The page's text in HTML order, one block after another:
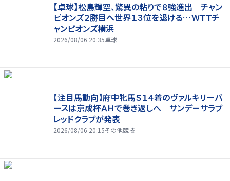
【卓球】松島輝空、驚異の粘りで８強進出 チャン
ピオンズ２勝目へ世界１３位を退ける…ＷＴＴチ
ャンピオンズ横浜
2026/08/06 20:35卓球
【注目馬動向】府中牝馬Ｓ１４着のヴァルキリーバ
ースは京成杯ＡＨで巻き返しへ サンデーサラブ
レッドクラブが発表
2026/08/06 20:15その他競技